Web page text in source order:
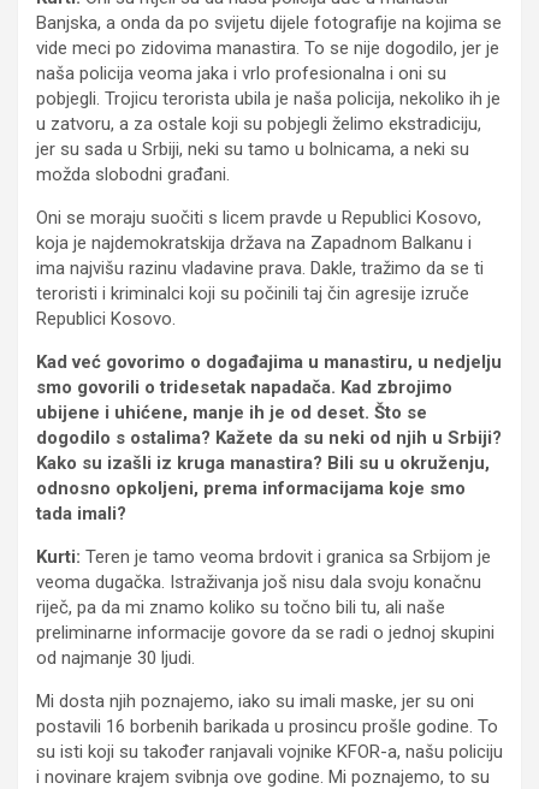
Banjska, a onda da po svijetu dijele fotografije na kojima se
vide meci po zidovima manastira. To se nije dogodilo, jer je
naša policija veoma jaka i vrlo profesionalna i oni su
pobjegli. Trojicu terorista ubila je naša policija, nekoliko ih je
u zatvoru, a za ostale koji su pobjegli želimo ekstradiciju,
jer su sada u Srbiji, neki su tamo u bolnicama, a neki su
možda slobodni građani.
Oni se moraju suočiti s licem pravde u Republici Kosovo,
koja je najdemokratskija država na Zapadnom Balkanu i
ima najvišu razinu vladavine prava. Dakle, tražimo da se ti
teroristi i kriminalci koji su počinili taj čin agresije izruče
Republici Kosovo.
Kad već govorimo o događajima u manastiru, u nedjelju
smo govorili o tridesetak napadača. Kad zbrojimo
ubijene i uhićene, manje ih je od deset. Što se
dogodilo s ostalima? Kažete da su neki od njih u Srbiji?
Kako su izašli iz kruga manastira? Bili su u okruženju,
odnosno opkoljeni, prema informacijama koje smo
tada imali?
Kurti: Teren je tamo veoma brdovit i granica sa Srbijom je
veoma dugačka. Istraživanja još nisu dala svoju konačnu
riječ, pa da mi znamo koliko su točno bili tu, ali naše
preliminarne informacije govore da se radi o jednoj skupini
od najmanje 30 ljudi.
Mi dosta njih poznajemo, iako su imali maske, jer su oni
postavili 16 borbenih barikada u prosincu prošle godine. To
su isti koji su također ranjavali vojnike KFOR-a, našu policiju
i novinare krajem svibnja ove godine. Mi poznajemo, to su